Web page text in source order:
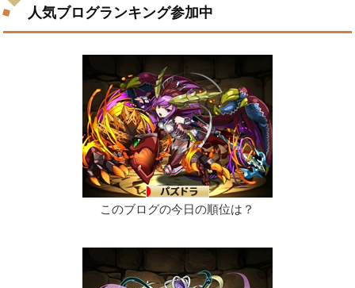
人気ブログランキング参加中
このブログの今日の順位は？